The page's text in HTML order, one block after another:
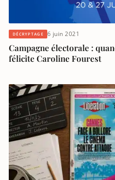
DÉCRYPTAGE 6 juin 2021
Campagne électorale :
félicite Caroline Fourest